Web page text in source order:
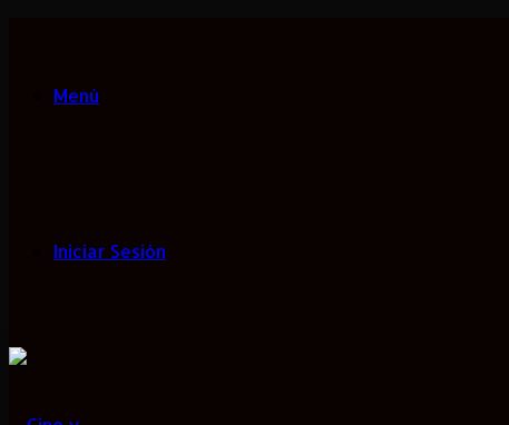
Menú
Iniciar Sesión